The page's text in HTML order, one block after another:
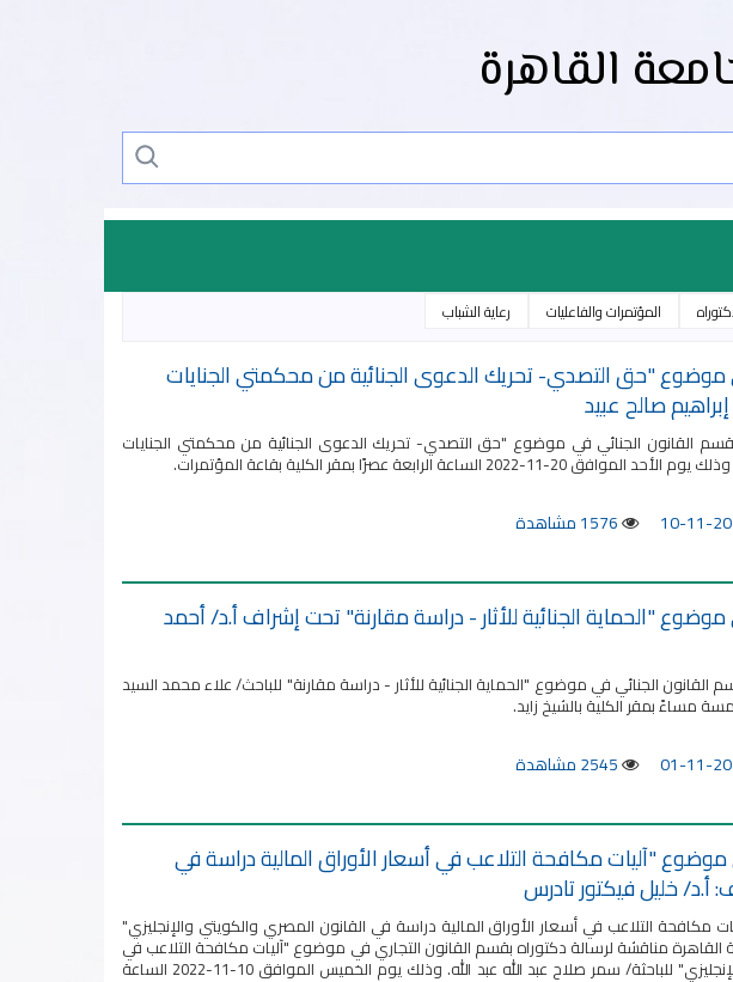
القاهرة
المؤتمرات والفاعليات رعاية الشباب
موضوع "حق التصدي- تحريك الدعوى الجنائية من محكمتي الجنايات
صالح عبيد
القانون الجنائي في موضوع "حق التصدي- تحريك الدعوى الجنائية من محكمتي الجنايات
عصرًا بمقر الكلية بقاعة المؤتمرات.
1576 مشاهدة
"الحماية الجنائية للأثار - دراسة مقارنة" تحت إشراف أ.د/ أحمد
الجنائي في موضوع "الحماية الجنائية للأثار - دراسة مقارنة" للباحث/ علاء محمد السيد
2545 مشاهدة
"آليات مكافحة التلاعب في أسعار الأوراق المالية دراسة في
أ.د/ خليل فيكتور تادرس
التلاعب في أسعار الأوراق المالية دراسة في القانون المصري والكويتي والإنجليزي"
مناقشة لرسالة دكتوراه بقسم القانون التجاري في موضوع "آليات مكافحة التلاعب في
أسعار الأوراق المالية دراسة في القانون المصري والكويتي والإنجليزي" للباحثة/ سمر صلاح عبد الله عبد الله. وذلك يوم الخميس الموافق 10-11-2022 الساعة